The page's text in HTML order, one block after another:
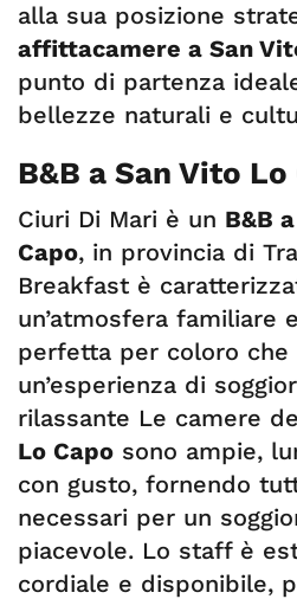
alla sua posizione
affittacamere a San
punto di partenza
bellezze naturali e
B&B a San Vito Lo
Ciuri Di Mari è un B&B
Capo, in provincia di
Breakfast è
un’atmosfera familiare
perfetta per coloro che
un’esperienza di
rilassante Le camere
Lo Capo sono ampie,
con gusto, fornendo
necessari per un
piacevole. Lo staff è
cordiale e disponibile,